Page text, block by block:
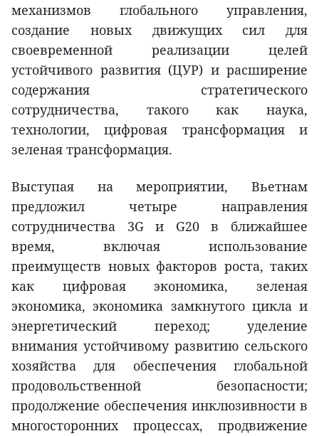
механизмов глобального управления,
создание новых движущих сил для
своевременной реализации целей
устойчивого развития (ЦУР) и расширение
содержания стратегического
сотрудничества, такого как наука,
технологии, цифровая трансформация и
зеленая трансформация.
Выступая на мероприятии, Вьетнам
предложил четыре направления
сотрудничества 3G и G20 в ближайшее
время, включая использование
преимуществ новых факторов роста, таких
как цифровая экономика, зеленая
экономика, экономика замкнутого цикла и
энергетический переход; уделение
внимания устойчивому развитию сельского
хозяйства для обеспечения глобальной
продовольственной безопасности;
продолжение обеспечения инклюзивности в
многосторонних процессах, продвижение